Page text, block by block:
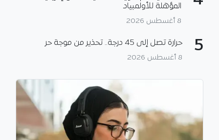
المؤهلة للأولمبياد
8 أغسطس 2026
5 حرارة تصل إلى 45 درجة.. تحذير من موجة حر
8 أغسطس 2026